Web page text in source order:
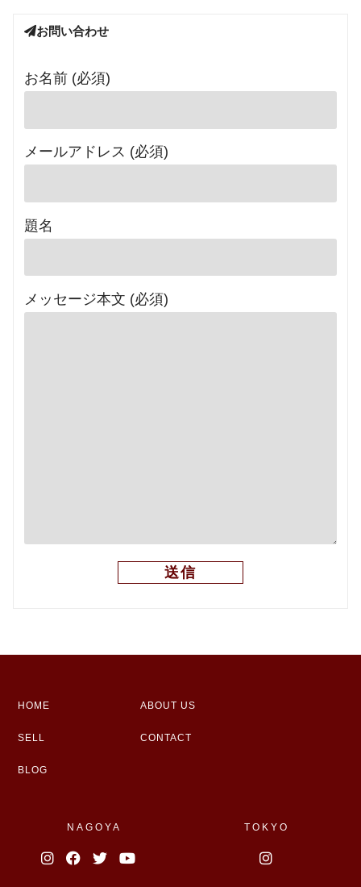
お問い合わせ
お名前 (必須)
メールアドレス (必須)
題名
メッセージ本文 (必須)
HOME ABOUT US
SELL CONTACT
BLOG
NAGOYA TOKYO